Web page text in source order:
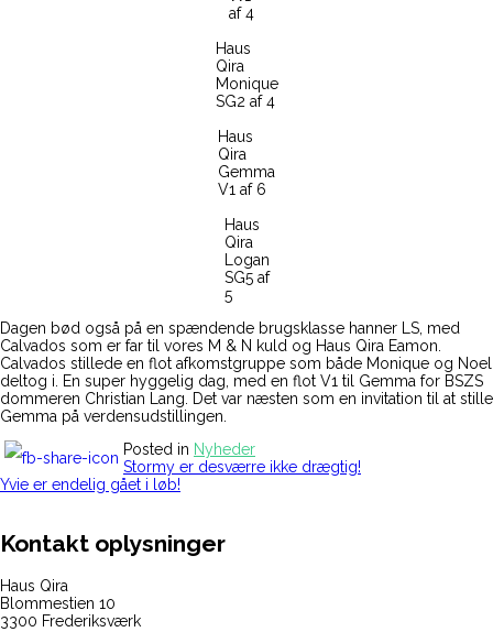
af 4
Haus
Qira
Monique
SG2 af 4
Haus
Qira
Gemma
V1 af 6
Haus
Qira
Logan
SG5 af
5
Dagen bød også på en spændende brugsklasse hanner LS, med
Calvados som er far til vores M & N kuld og Haus Qira Eamon.
Calvados stillede en flot afkomstgruppe som både Monique og Noel
deltog i. En super hyggelig dag, med en flot V1 til Gemma for BSZS
dommeren Christian Lang. Det var næsten som en invitation til at stille
Gemma på verdensudstillingen.
Posted in Nyheder
IndlægsnavigationStormy er desværre ikke drægtig!
Yvie er endelig gået i løb!
Kontakt oplysninger
Haus Qira
Blommestien 10
3300 Frederiksværk